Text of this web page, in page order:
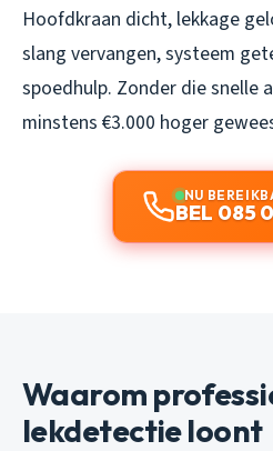
Hoofdkraan dicht, lekkage
slang vervangen, systeem
spoedhulp. Zonder die snelle
minstens €3.000 hoger
NU
BEL 085
Waarom
lekdetectie loont